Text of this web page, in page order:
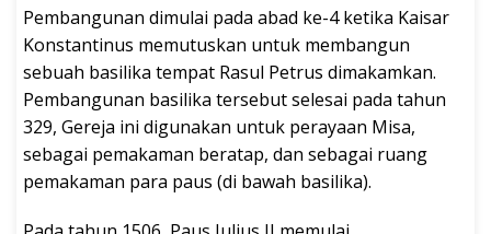
Pembangunan dimulai pada abad ke-4 ketika Kaisar
Konstantinus memutuskan untuk membangun
sebuah basilika tempat Rasul Petrus dimakamkan.
Pembangunan basilika tersebut selesai pada tahun
329, Gereja ini digunakan untuk perayaan Misa,
sebagai pemakaman beratap, dan sebagai ruang
pemakaman para paus (di bawah basilika).